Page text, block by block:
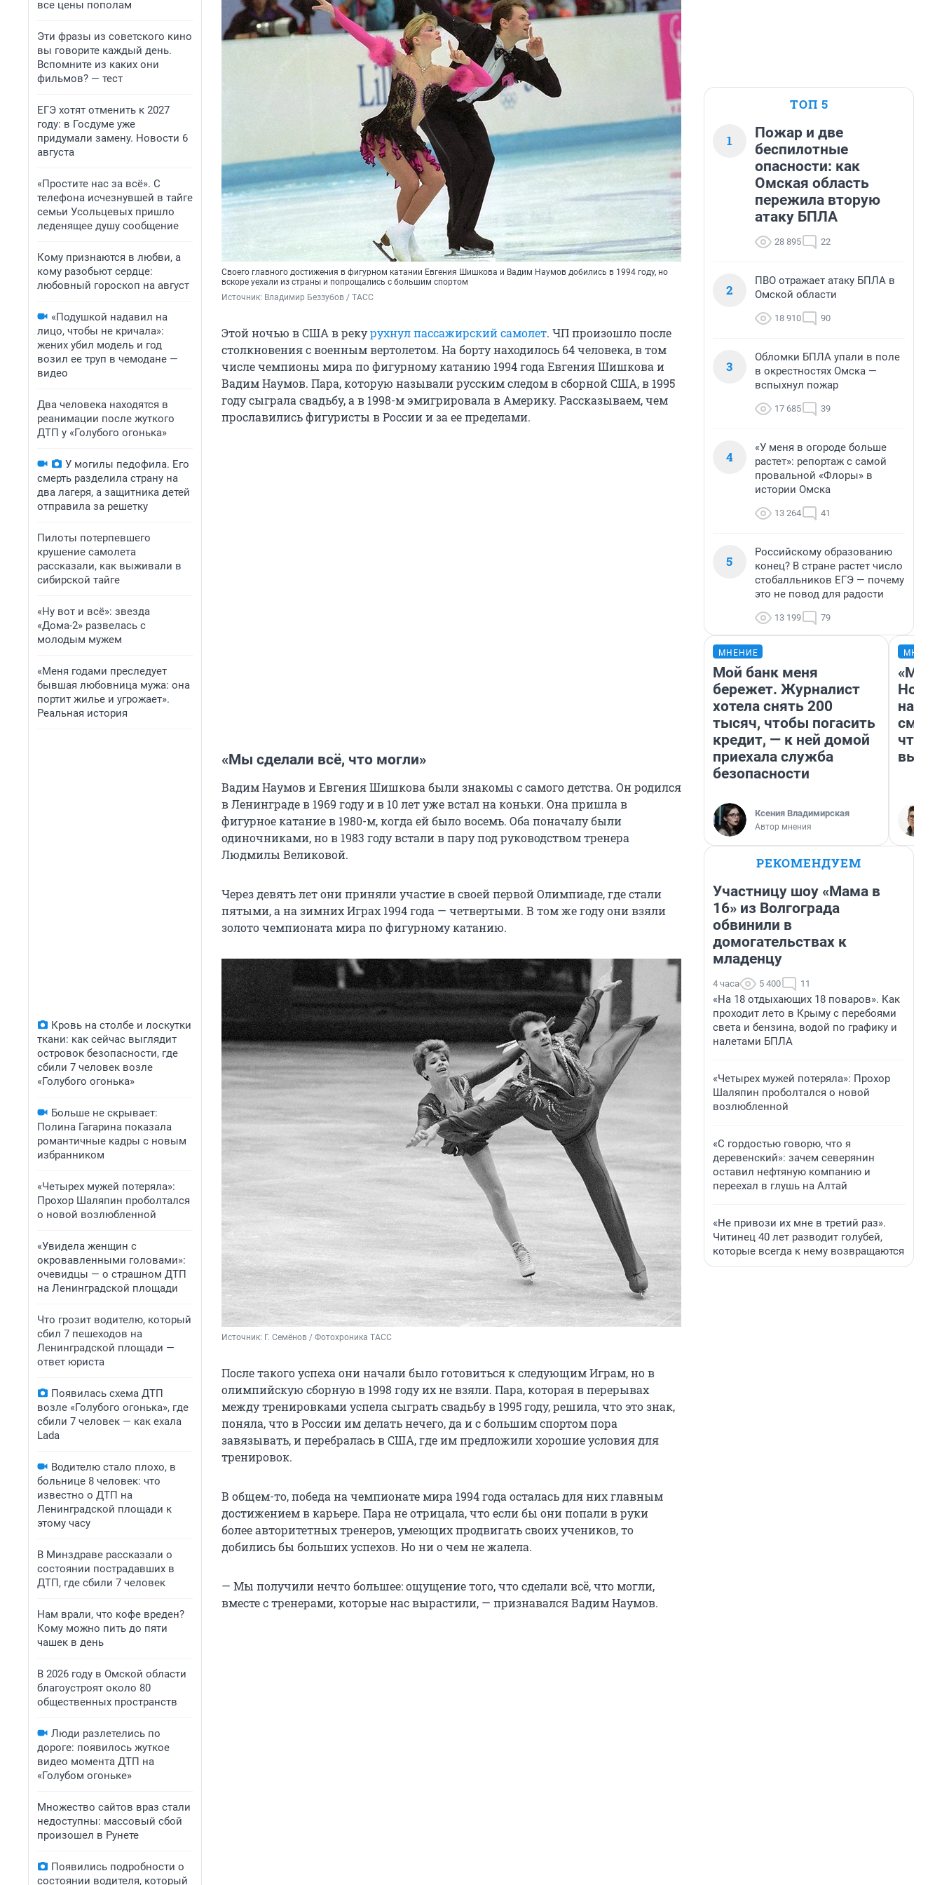
все цены пополам
Эти фразы из советского кино
вы говорите каждый день.
Вспомните из каких они
фильмов? — тест
ЕГЭ хотят отменить к 2027
году: в Госдуме уже
придумали замену. Новости 6
августа
«Простите нас за всё». С
телефона исчезнувшей в тайге
семьи Усольцевых пришло
леденящее душу сообщение
Кому признаются в любви, а
кому разобьют сердце:
любовный гороскоп на август
«Подушкой надавил на
лицо, чтобы не кричала»:
жених убил модель и год
возил ее труп в чемодане —
видео
Два человека находятся в
реанимации после жуткого
ДТП у «Голубого огонька»
У могилы педофила. Его
смерть разделила страну на
два лагеря, а защитника детей
отправила за решетку
Пилоты потерпевшего
крушение самолета
рассказали, как выживали в
сибирской тайге
«Ну вот и всё»: звезда
«Дома-2» развелась с
молодым мужем
«Меня годами преследует
бывшая любовница мужа: она
портит жилье и угрожает».
Реальная история
Кровь на столбе и лоскутки
ткани: как сейчас выглядит
островок безопасности, где
сбили 7 человек возле
«Голубого огонька»
Больше не скрывает:
Полина Гагарина показала
романтичные кадры с новым
избранником
«Четырех мужей потеряла»:
Прохор Шаляпин проболтался
о новой возлюбленной
«Увидела женщин с
окровавленными головами»:
очевидцы — о страшном ДТП
на Ленинградской площади
Что грозит водителю, который
сбил 7 пешеходов на
Ленинградской площади —
ответ юриста
Появилась схема ДТП
возле «Голубого огонька», где
сбили 7 человек — как ехала
Lada
Водителю стало плохо, в
больнице 8 человек: что
известно о ДТП на
Ленинградской площади к
этому часу
В Минздраве рассказали о
состоянии пострадавших в
ДТП, где сбили 7 человек
Нам врали, что кофе вреден?
Кому можно пить до пяти
чашек в день
В 2026 году в Омской области
благоустроят около 80
общественных пространств
Люди разлетелись по
дороге: появилось жуткое
видео момента ДТП на
«Голубом огоньке»
Множество сайтов враз стали
недоступны: массовый сбой
произошел в Рунете
Появились подробности о
состоянии водителя, который
Своего главного достижения в фигурном катании Евгения Шишкова и Вадим Наумов добились в 1994 году, но
вскоре уехали из страны и попрощались с большим спортом
Источник: Владимир Беззубов / ТАСС
Этой ночью в США в рекурухнул пассажирский самолет. ЧП произошло после
столкновения с военным вертолетом. На борту находилось 64 человека, в том
числе чемпионы мира по фигурному катанию 1994 года Евгения Шишкова и
Вадим Наумов. Пара, которую называли русским следом в сборной США, в 1995
году сыграла свадьбу, а в 1998-м эмигрировала в Америку. Рассказываем, чем
прославились фигуристы в России и за ее пределами.
«Мы сделали всё, что могли»
Вадим Наумов и Евгения Шишкова были знакомы с самого детства. Он родился
в Ленинграде в 1969 году и в 10 лет уже встал на коньки. Она пришла в
фигурное катание в 1980-м, когда ей было восемь. Оба поначалу были
одиночниками, но в 1983 году встали в пару под руководством тренера
Людмилы Великовой.
Через девять лет они приняли участие в своей первой Олимпиаде, где стали
пятыми, а на зимних Играх 1994 года — четвертыми. В том же году они взяли
золото чемпионата мира по фигурному катанию.
Источник: Г. Семёнов / Фотохроника ТАСС
После такого успеха они начали было готовиться к следующим Играм, но в
олимпийскую сборную в 1998 году их не взяли. Пара, которая в перерывах
между тренировками успела сыграть свадьбу в 1995 году, решила, что это знак,
поняла, что в России им делать нечего, да и с большим спортом пора
завязывать, и перебралась в США, где им предложили хорошие условия для
тренировок.
В общем-то, победа на чемпионате мира 1994 года осталась для них главным
достижением в карьере. Пара не отрицала, что если бы они попали в руки
более авторитетных тренеров, умеющих продвигать своих учеников, то
добились бы больших успехов. Но ни о чем не жалела.
— Мы получили нечто большее: ощущение того, что сделали всё, что могли,
вместе с тренерами, которые нас вырастили, — признавался Вадим Наумов.
ТОП 5
1
Пожар и две
беспилотные
опасности: как
Омская область
пережила вторую
атаку БПЛА
28 895 22
2
ПВО отражает атаку БПЛА в
Омской области
18 910 90
3
Обломки БПЛА упали в поле
в окрестностях Омска —
вспыхнул пожар
17 685 39
4
«У меня в огороде больше
растет»: репортаж с самой
провальной «Флоры» в
истории Омска
13 264 41
5
Российскому образованию
конец? В стране растет число
стобалльников ЕГЭ — почему
это не повод для радости
13 199 79
МНЕНИЕ
Мой банк меня
бережет. Журналист
хотела снять 200
тысяч, чтобы погасить
кредит, — к ней домой
приехала служба
безопасности
Ксения Владимирская
Автор мнения
«Мы
РЕКОМЕНДУЕМ
Участницу шоу «Мама в
16» из Волгограда
обвинили в
домогательствах к
младенцу
4 часа 5 400 11
«На 18 отдыхающих 18 поваров». Как
проходит лето в Крыму с перебоями
света и бензина, водой по графику и
налетами БПЛА
«Четырех мужей потеряла»: Прохор
Шаляпин проболтался о новой
возлюбленной
«С гордостью говорю, что я
деревенский»: зачем северянин
оставил нефтяную компанию и
переехал в глушь на Алтай
«Не привози их мне в третий раз».
Читинец 40 лет разводит голубей,
которые всегда к нему возвращаются